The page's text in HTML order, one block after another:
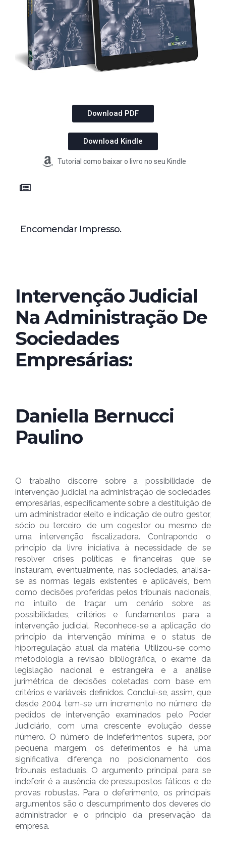
Download PDF
Download Kindle
Tutorial como baixar o livro no seu Kindle
Encomendar Impresso.
Intervenção Judicial
Na Administração De
Sociedades
Empresárias:
Daniella Bernucci
Paulino
O trabalho discorre sobre a possibilidade de
intervenção judicial na administração de sociedades
empresárias, especificamente sobre a destituição de
um administrador eleito e indicação de outro gestor,
sócio ou terceiro, de um cogestor ou mesmo de
uma intervenção fiscalizadora. Contrapondo o
princípio da livre iniciativa à necessidade de se
resolver crises políticas e financeiras que se
instauram, eventualmente, nas sociedades, analisa-
se as normas legais existentes e aplicáveis, bem
como decisões proferidas pelos tribunais nacionais,
no intuito de traçar um cenário sobre as
possibilidades, critérios e fundamentos para a
intervenção judicial. Reconhece-se a aplicação do
princípio da intervenção mínima e o status de
hiporregulação atual da matéria. Utilizou-se como
metodologia a revisão bibliográfica, o exame da
legislação nacional e estrangeira e a análise
jurimétrica de decisões coletadas com base em
critérios e variáveis definidos. Conclui-se, assim, que
desde 2004 tem-se um incremento no número de
pedidos de intervenção examinados pelo Poder
Judiciário, com uma crescente evolução desse
número. O número de indeferimentos supera, por
pequena margem, os deferimentos e há uma
significativa diferença no posicionamento dos
tribunais estaduais. O argumento principal para se
indeferir é a ausência de pressupostos fáticos e de
provas robustas. Para o deferimento, os principais
argumentos são o descumprimento dos deveres do
administrador e o princípio da preservação da
empresa.